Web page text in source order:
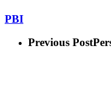
PBI
Previous Post